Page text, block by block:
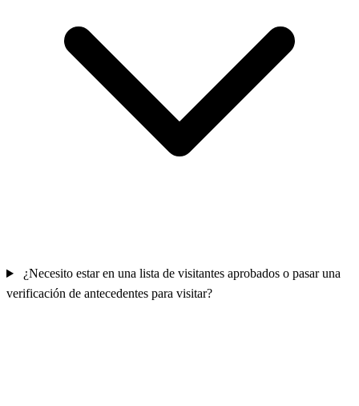
¿Necesito estar en una lista de visitantes aprobados o pasar una
verificación de antecedentes para visitar?